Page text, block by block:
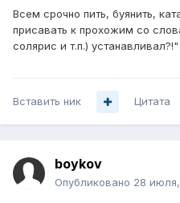
Всем срочно пить, буянить,
присавать к прохожим со
солярис и т.п.) устанавливал?!"
Вставить ник Цитата
boykov
Опубликовано 28